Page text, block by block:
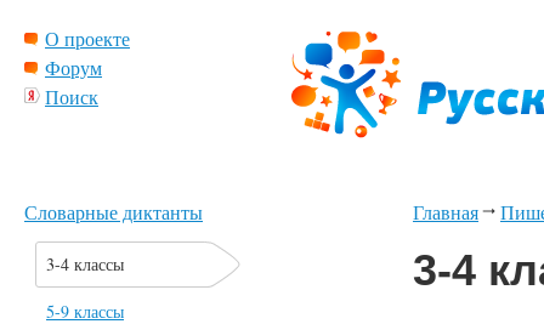
О проекте
Форум
Поиск
Главная
3-4
Словарные диктанты
3-4 классы
5-9 классы